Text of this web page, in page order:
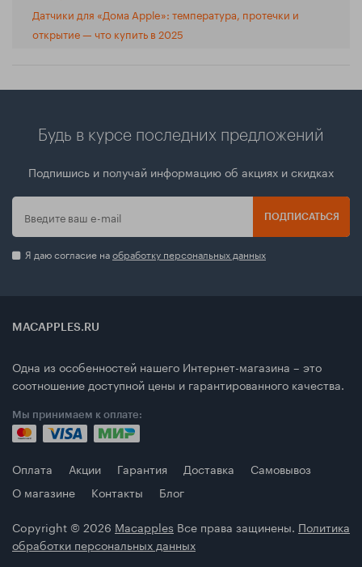
Датчики для «Дома Apple»: температура, протечки и
открытие — что купить в 2025
Будь в курсе последних предложений
Подпишись и получай информацию об акциях и скидках
ПОДПИСАТЬСЯ
Я даю согласие наобработку персональных данных
MACAPPLES.RU
Одна из особенностей нашего Интернет-магазина – это
соотношение доступной цены и гарантированного качества.
Мы принимаем к оплате:
Оплата Акции Гарантия Доставка
Самовывоз
О магазине
Контакты
Блог
Copyright © 2026 Macapples Все права защинены. Политика
обработки персональных данных